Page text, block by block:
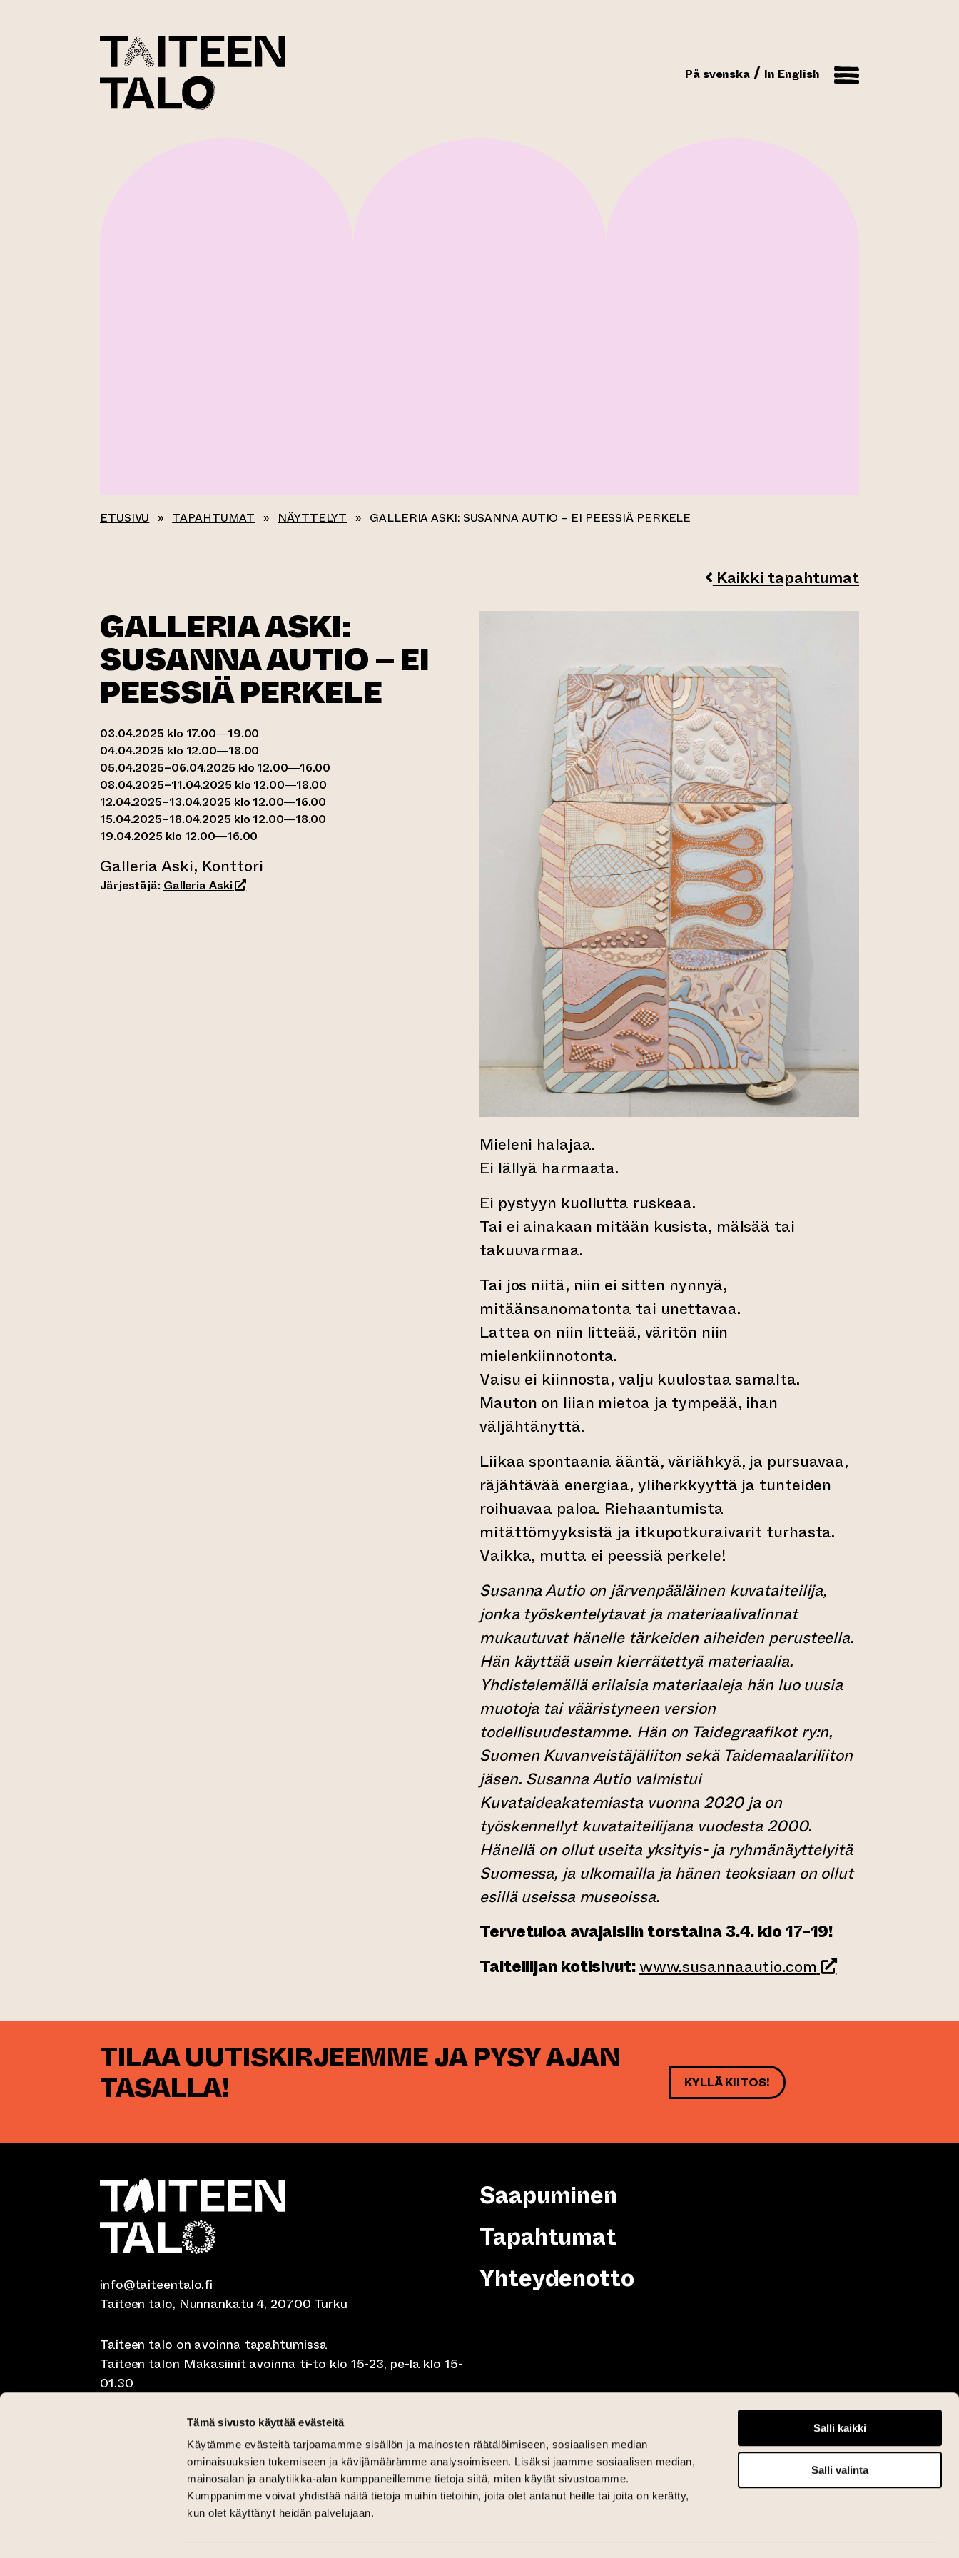
Tämä sivusto käyttää evästeitä
Käytämme evästeitä tarjoamamme sisällön ja mainosten räätälöimiseen, sosiaalisen median
ominaisuuksien tukemiseen ja kävijämäärämme analysoimiseen. Lisäksi jaamme sosiaalisen median,
mainosalan ja analytiikka-alan kumppaneillemme tietoja siitä, miten käytät sivustoamme.
Kumppanimme voivat yhdistää näitä tietoja muihin tietoihin, joita olet antanut heille tai joita on kerätty,
kun olet käyttänyt heidän palvelujaan.
Salli kaikki
Salli valinta
På svenska In English
ETUSIVU » TAPAHTUMAT » NÄYTTELYT » GALLERIA ASKI: SUSANNA AUTIO – EI PEESSIÄ PERKELE
Kaikki tapahtumat
GALLERIA ASKI:
SUSANNA AUTIO – EI
PEESSIÄ PERKELE
03.04.2025 klo 17.00—19.00
04.04.2025 klo 12.00—18.00
05.04.2025–06.04.2025 klo 12.00—16.00
08.04.2025–11.04.2025 klo 12.00—18.00
12.04.2025–13.04.2025 klo 12.00—16.00
15.04.2025–18.04.2025 klo 12.00—18.00
19.04.2025 klo 12.00—16.00
Galleria Aski, Konttori
Järjestäjä: Galleria Aski(siirtyy toiseen verkkopalveluun)
Mieleni halajaa.
Ei lällyä harmaata.
Ei pystyyn kuollutta ruskeaa.
Tai ei ainakaan mitään kusista, mälsää tai
takuuvarmaa.
Tai jos niitä, niin ei sitten nynnyä,
mitäänsanomatonta tai unettavaa.
Lattea on niin litteää, väritön niin
mielenkiinnotonta.
Vaisu ei kiinnosta, valju kuulostaa samalta.
Mauton on liian mietoa ja tympeää, ihan
väljähtänyttä.
Liikaa spontaania ääntä, väriähkyä, ja pursuavaa,
räjähtävää energiaa, yliherkkyyttä ja tunteiden
roihuavaa paloa. Riehaantumista
mitättömyyksistä ja itkupotkuraivarit turhasta.
Vaikka, mutta ei peessiä perkele!
Susanna Autio on järvenpääläinen kuvataiteilija,
jonka työskentelytavat ja materiaalivalinnat
mukautuvat hänelle tärkeiden aiheiden perusteella.
Hän käyttää usein kierrätettyä materiaalia.
Yhdistelemällä erilaisia materiaaleja hän luo uusia
muotoja tai vääristyneen version
todellisuudestamme. Hän on Taidegraafikot ry:n,
Suomen Kuvanveistäjäliiton sekä Taidemaalariliiton
jäsen. Susanna Autio valmistui
Kuvataideakatemiasta vuonna 2020 ja on
työskennellyt kuvataiteilijana vuodesta 2000.
Hänellä on ollut useita yksityis- ja ryhmänäyttelyitä
Suomessa, ja ulkomailla ja hänen teoksiaan on ollut
esillä useissa museoissa.
Tervetuloa avajaisiin torstaina 3.4. klo 17-19!
Taiteilijan kotisivut:www.susannaautio.com(siirtyy toiseen
TILAA UUTISKIRJEEMME JA PYSY AJAN
TASALLA!
KYLLÄ KIITOS!
info@taiteentalo.fi
Taiteen talo, Nunnankatu 4, 20700 Turku
Taiteen talo on avoinnatapahtumissa
Taiteen talon Makasiinit avoinna ti-to klo 15-23, pe-la klo 15-
01.30
Café Elephanten su-ma klo 10-20, ti-to klo 10-23, pe-la klo 10-
Pegasus Taiteen talo ma-pe lounas klo 10.30-15, la lounas klo
11-15 ja brunssi su klo 11-15
Kriittinen Galleria ti-su 12-18
Galleria Aski ti-pe 12-18 ja la-su 12-16
Saapuminen
Tapahtumat
Yhteydenotto